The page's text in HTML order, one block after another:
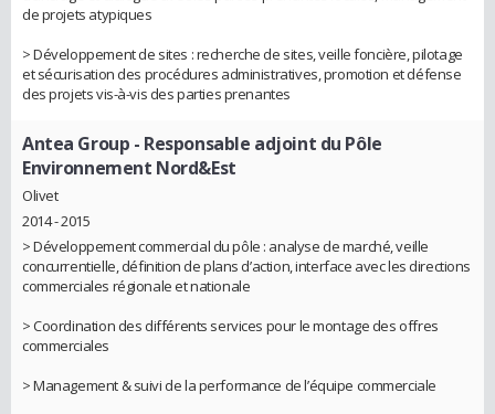
de projets atypiques
> Développement de sites : recherche de sites, veille foncière, pilotage
et sécurisation des procédures administratives, promotion et défense
des projets vis-à-vis des parties prenantes
Antea Group - Responsable adjoint du Pôle
Environnement Nord&Est
Olivet
2014 - 2015
> Développement commercial du pôle : analyse de marché, veille
concurrentielle, définition de plans d’action, interface avec les directions
commerciales régionale et nationale
> Coordination des différents services pour le montage des offres
commerciales
> Management & suivi de la performance de l’équipe commerciale